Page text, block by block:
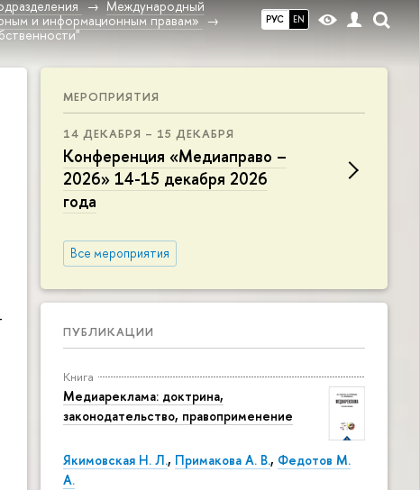
РУС EN
Международный
и информационным правам»
МЕРОПРИЯТИЯ
14 ДЕКАБРЯ – 15 ДЕКАБРЯ
Конференция «Медиаправо –
2026» 14-15 декабря 2026
года
Все мероприятия
ПУБЛИКАЦИИ
Книга
Медиареклама: доктрина,
законодательство, правоприменение
Якимовская Н. Л., Примакова А. В., Федотов М.
А.